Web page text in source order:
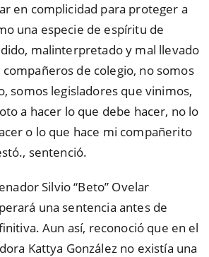
en complicidad para proteger a
una especie de espíritu de
malinterpretado y mal llevado
de colegio, no somos
somos legisladores que vinimos,
a hacer lo que debe hacer, no lo
o lo que hace mi compañerito
sentenció.
Silvio “Beto” Ovelar
una sentencia antes de
Aun así, reconoció que en el
Kattya González no existía una